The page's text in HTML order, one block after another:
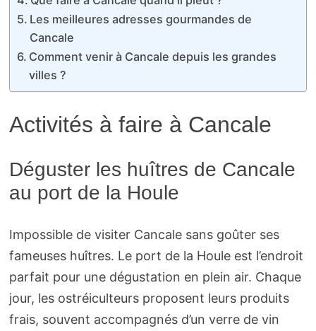
Les meilleures adresses gourmandes de
Cancale
Comment venir à Cancale depuis les grandes
villes ?
Activités à faire à Cancale
Déguster les huîtres de Cancale
au port de la Houle
Impossible de visiter Cancale sans goûter ses
fameuses huîtres. Le port de la Houle est l’endroit
parfait pour une dégustation en plein air. Chaque
jour, les ostréiculteurs proposent leurs produits
frais, souvent accompagnés d’un verre de vin